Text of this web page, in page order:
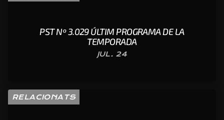
PST Nº 3.029 ÚLTIM PROGRAMA DE LA
TEMPORADA
JUL. 24
RELACIONATS